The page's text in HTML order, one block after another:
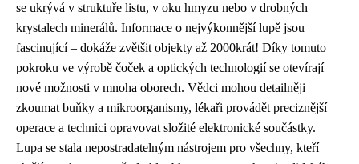
se ukrývá v struktuře listu, v oku hmyzu nebo v drobných
krystalech minerálů. Informace o nejvýkonnější lupě jsou
fascinující – dokáže zvětšit objekty až 2000krát! Díky tomuto
pokroku ve výrobě čoček a optických technologií se otevírají
nové možnosti v mnoha oborech. Vědci mohou detailněji
zkoumat buňky a mikroorganismy, lékaři provádět preciznější
operace a technici opravovat složité elektronické součástky.
Lupa se stala nepostradatelným nástrojem pro všechny, kteří